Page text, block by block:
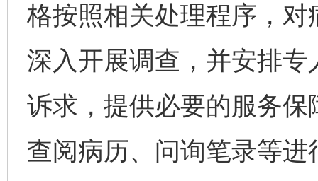
格按照相关处理程序，
深入开展调查，并安排
诉求，提供必要的服务
查阅病历、问询笔录等